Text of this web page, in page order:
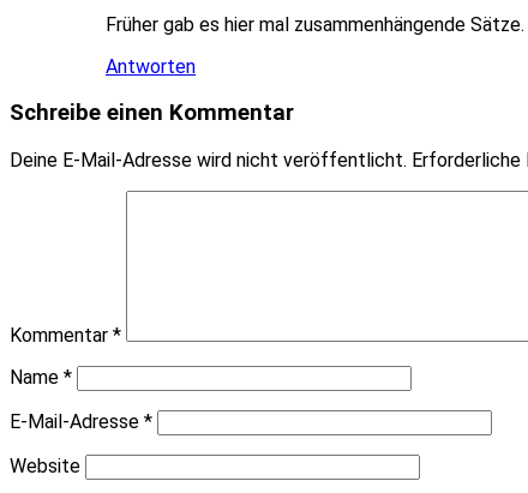
Früher gab es hier mal zusammenhängende Sätze.
Antworten
Schreibe einen Kommentar
Deine E-Mail-Adresse wird nicht veröffentlicht. Erforderliche
Kommentar *
Name *
E-Mail-Adresse *
Website